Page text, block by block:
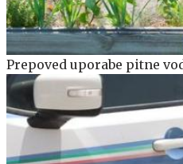
Prepoved uporabe pitne